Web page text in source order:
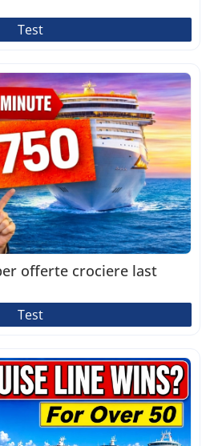
Test
offerte crociere last
Test